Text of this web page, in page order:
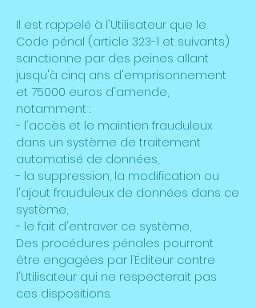
Il est rappelé à l'Utilisateur que le
Code pénal (article 323-1 et suivants)
sanctionne par des peines allant
jusqu'à cinq ans d'emprisonnement
et 75000 euros d'amende,
notamment :
- l'accès et le maintien frauduleux
dans un système de traitement
automatisé de données,
- la suppression, la modification ou
l'ajout frauduleux de données dans ce
système,
- le fait d'entraver ce système,
Des procédures pénales pourront
être engagées par l’Éditeur contre
l'Utilisateur qui ne respecterait pas
ces dispositions.